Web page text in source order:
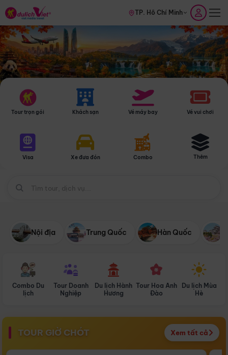
TP. Hồ Chí Minh
Tour trọn gói Khách sạn Vé máy bay Vé vui chơi
Visa Xe đưa đón Combo Thêm
Nội địa Trung Quốc Hàn Quốc
Combo Du
lịch
Tour Doanh
Nghiệp
Du lịch Hành
Hương
Tour Hoa Anh
Đào
Du lịch Mùa
Hè
TOUR GIỜ CHÓT Xem tất cả
Điểm nổi bật